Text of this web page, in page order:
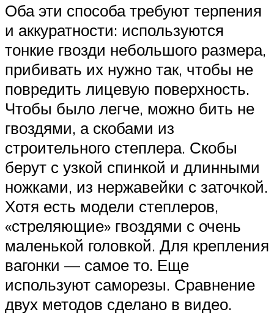
Оба эти способа требуют терпения
и аккуратности: используются
тонкие гвозди небольшого размера,
прибивать их нужно так, чтобы не
повредить лицевую поверхность.
Чтобы было легче, можно бить не
гвоздями, а скобами из
строительного степлера. Скобы
берут с узкой спинкой и длинными
ножками, из нержавейки с заточкой.
Хотя есть модели степлеров,
«стреляющие» гвоздями с очень
маленькой головкой. Для крепления
вагонки — самое то. Еще
используют саморезы. Сравнение
двух методов сделано в видео.